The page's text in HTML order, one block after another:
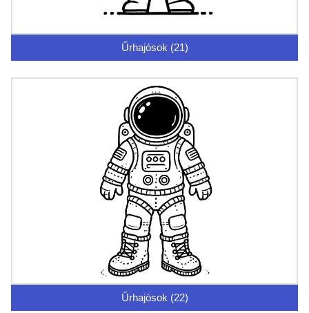
Űrhajósok (21)
Űrhajósok (22)